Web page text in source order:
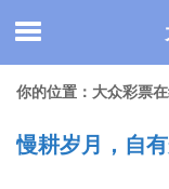
你的位置： 大众彩票
慢耕岁月，自